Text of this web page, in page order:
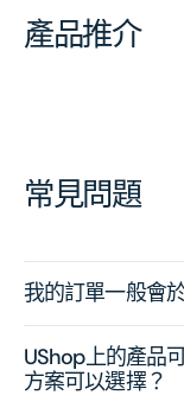
產品推介
常見問題
我的訂單一般會
UShop上的產品
方案可以選擇？